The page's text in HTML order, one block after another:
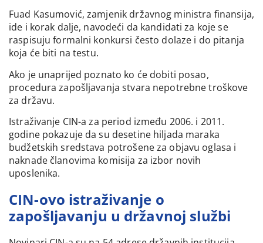
Fuad Kasumović, zamjenik državnog ministra finansija,
ide i korak dalje, navodeći da kandidati za koje se
raspisuju formalni konkursi često dolaze i do pitanja
koja će biti na testu.
Ako je unaprijed poznato ko će dobiti posao,
procedura zapošljavanja stvara nepotrebne troškove
za državu.
Istraživanje CIN-a za period između 2006. i 2011.
godine pokazuje da su desetine hiljada maraka
budžetskih sredstava potrošene za objavu oglasa i
naknade članovima komisija za izbor novih
uposlenika.
CIN-ovo istraživanje o
zapošljavanju u državnoj službi